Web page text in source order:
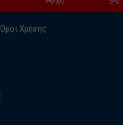
Οροι Χρήσης